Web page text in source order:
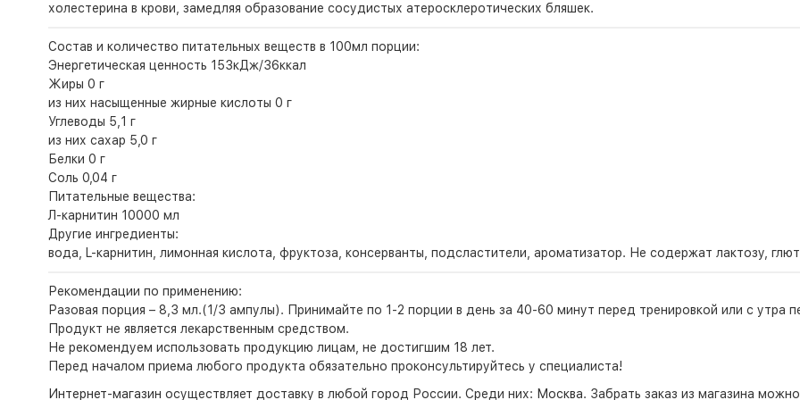
холестерина в крови, замедляя образование сосудистых атеросклеротических бляшек.
Состав и количество питательных веществ в 100мл порции:
Энергетическая ценность 153кДж/36ккал
Жиры 0 г
из них насыщенные жирные кислоты 0 г
Углеводы 5,1 г
из них сахар 5,0 г
Белки 0 г
Соль 0,04 г
Питательные вещества:
Л-карнитин 10000 мл
Другие ингредиенты:
вода, L-карнитин, лимонная кислота, фруктоза, консерванты, подсластители, ароматизатор. Не содержат лактозу,
Рекомендации по применению:
Разовая порция – 8,3 мл.(1/3 ампулы). Принимайте по 1-2 порции в день за 40-60 минут перед тренировкой или с утра
Продукт не является лекарственным средством.
Не рекомендуем использовать продукцию лицам, не достигшим 18 лет.
Перед началом приема любого продукта обязательно проконсультируйтесь у специалиста!
Интернет-магазин осуществляет доставку в любой город России. Среди них: Москва. Забрать заказ из магазина